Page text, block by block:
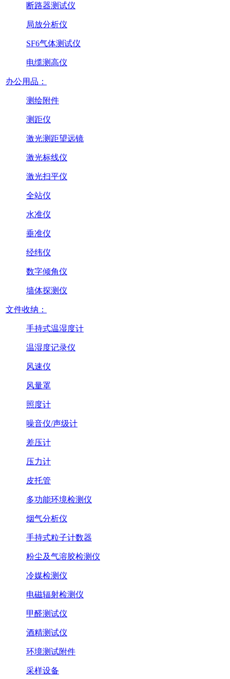
断路器测试仪
局放分析仪
SF6气体测试仪
电缆测高仪
办公用品：
测绘附件
测距仪
激光测距望远镜
激光标线仪
激光扫平仪
全站仪
水准仪
垂准仪
经纬仪
数字倾角仪
墙体探测仪
文件收纳：
手持式温湿度计
温湿度记录仪
风速仪
风量罩
照度计
噪音仪/声级计
差压计
压力计
皮托管
多功能环境检测仪
烟气分析仪
手持式粒子计数器
粉尘及气溶胶检测仪
冷媒检测仪
电磁辐射检测仪
甲醛测试仪
酒精测试仪
环境测试附件
采样设备